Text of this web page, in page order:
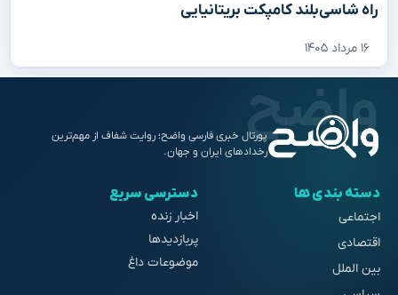
راه شاسی‌بلند کامپکت بریتانیایی
۱۶ مرداد ۱۴۰۵
پورتال خبری فارسی واضح؛ روایت شفاف از مهم‌ترین
رخدادهای ایران و جهان.
دسته بندی ها
اجتماعی
اقتصادی
بین الملل
دسترسی سریع
اخبار زنده
پربازدیدها
موضوعات داغ